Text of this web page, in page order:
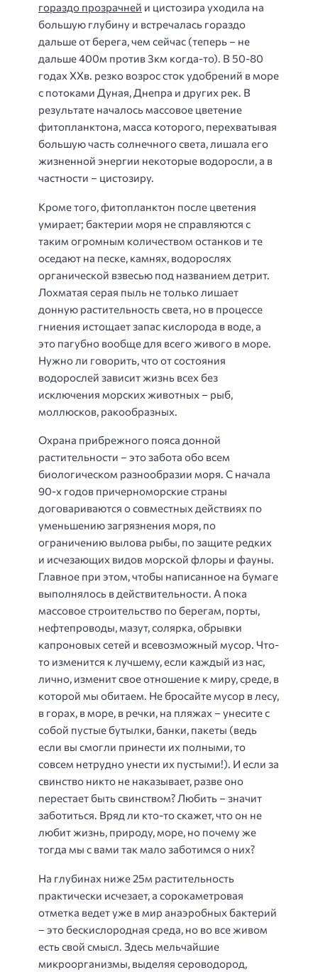
гораздо прозрачней и цистозира уходила на
большую глубину и встречалась гораздо
дальше от берега, чем сейчас (теперь – не
дальше 400м против 3км когда-то). В 50-80
годах ХХв. резко возрос сток удобрений в море
с потоками Дуная, Днепра и других рек. В
результате началось массовое цветение
фитопланктона, масса которого, перехватывая
большую часть солнечного света, лишала его
жизненной энергии некоторые водоросли, а в
частности – цистозиру.
Кроме того, фитопланктон после цветения
умирает; бактерии моря не справляются с
таким огромным количеством останков и те
оседают на песке, камнях, водорослях
органической взвесью под названием детрит.
Лохматая серая пыль не только лишает
донную растительность света, но в процессе
гниения истощает запас кислорода в воде, а
это пагубно вообще для всего живого в море.
Нужно ли говорить, что от состояния
водорослей зависит жизнь всех без
исключения морских животных – рыб,
моллюсков, ракообразных.
Охрана прибрежного пояса донной
растительности – это забота обо всем
биологическом разнообразии моря. С начала
90-х годов причерноморские страны
договариваются о совместных действиях по
уменьшению загрязнения моря, по
ограничению вылова рыбы, по защите редких
и исчезающих видов морской флоры и фауны.
Главное при этом, чтобы написанное на бумаге
выполнялось в действительности. А пока
массовое строительство по берегам, порты,
нефтепроводы, мазут, солярка, обрывки
капроновых сетей и всевозможный мусор. Что-
то изменится к лучшему, если каждый из нас,
лично, изменит свое отношение к миру, среде, в
которой мы обитаем. Не бросайте мусор в лесу,
в горах, в море, в речки, на пляжах – унесите с
собой пустые бутылки, банки, пакеты (ведь
если вы смогли принести их полными, то
совсем нетрудно унести их пустыми!). И если за
свинство никто не наказывает, разве оно
перестает быть свинством? Любить – значит
заботиться. Вряд ли кто-то скажет, что он не
любит жизнь, природу, море, но почему же
тогда мы с вами так мало заботимся о них?
На глубинах ниже 25м растительность
практически исчезает, а сорокаметровая
отметка ведет уже в мир анаэробных бактерий
– это бескислородная среда, но во все живом
есть свой смысл. Здесь мельчайшие
микроорганизмы, выделяя сероводород,